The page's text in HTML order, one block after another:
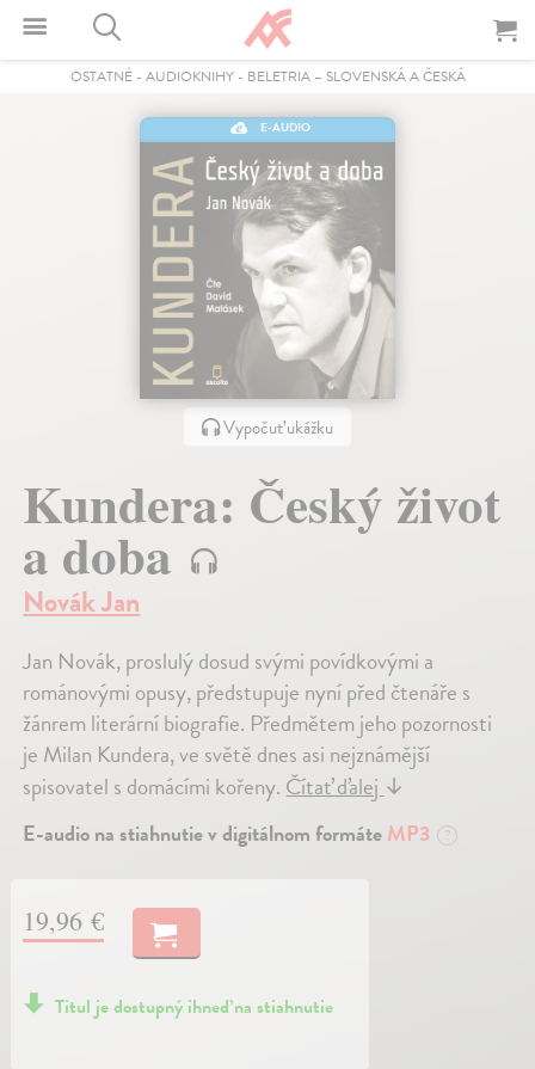
OSTATNÉ- AUDIOKNIHY- BELETRIA – SLOVENSKÁ A ČESKÁ
E-AUDIO
Vypočuť ukážku
Kundera: Český život
a doba
Novák Jan
Jan Novák, proslulý dosud svými povídkovými a
románovými opusy, předstupuje nyní před čtenáře s
žánrem literární biografie. Předmětem jeho pozornosti
je Milan Kundera, ve světě dnes asi nejznámější
spisovatel s domácími kořeny.Čítať ďalej↓
E-audio na stiahnutie v digitálnom formáteMP3 ?
19,96 €
Titul je dostupný ihneď na stiahnutie